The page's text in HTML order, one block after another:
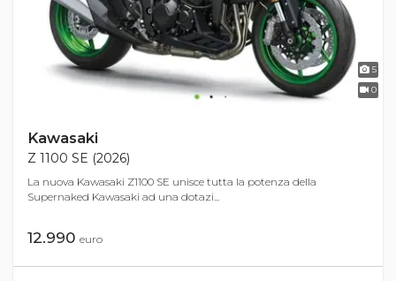
5
0
Kawasaki
Z 1100 SE (2026)
La nuova Kawasaki Z1100 SE unisce tutta la potenza della
Supernaked Kawasaki ad una dotazi...
12.990 euro